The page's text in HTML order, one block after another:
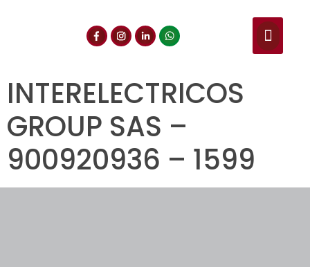
INTERELECTRICOS
GROUP SAS –
900920936 – 1599